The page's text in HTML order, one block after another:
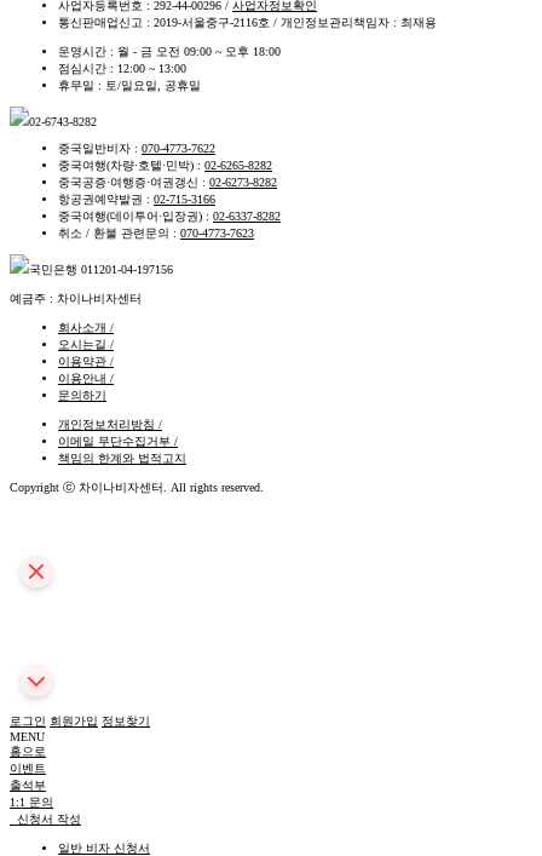
사업자등록번호 : 292-44-00296 / 사업자정보확인
통신판매업신고 : 2019-서울중구-2116호 / 개인정보관리책임자 : 최재용
운영시간 : 월 - 금 오전 09:00 ~ 오후 18:00
점심시간 : 12:00 ~ 13:00
휴무일 : 토/일요일, 공휴일
02-6743-8282
중국일반비자 : 070-4773-7622
중국여행(차량·호텔·민박) : 02-6265-8282
중국공증·여행증·여권갱신 : 02-6273-8282
항공권예약발권 : 02-715-3166
중국여행(데이투어·입장권) : 02-6337-8282
취소 / 환불 관련문의 : 070-4773-7623
국민은행 011201-04-197156
예금주 : 차이나비자센터
회사소개 /
오시는길 /
이용약관 /
이용안내 /
문의하기
개인정보처리방침 /
이메일 무단수집거부 /
책임의 한계와 법적고지
Copyright ⓒ 차이나비자센터. All rights reserved.
로그인 회원가입 정보찾기
MENU
홈으로
이벤트
출석부
1:1 문의
신청서 작성
일반 비자 신청서